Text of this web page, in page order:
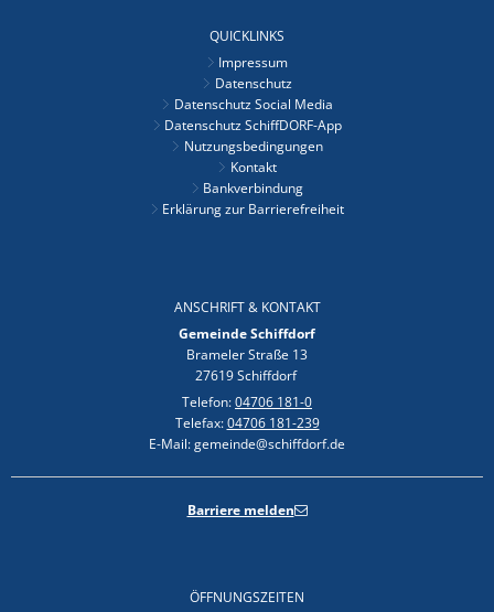
QUICKLINKS
Impressum
Datenschutz
Datenschutz Social Media
Datenschutz SchiffDORF-App
Nutzungsbedingungen
Kontakt
Bankverbindung
Erklärung zur Barrierefreiheit
ANSCHRIFT & KONTAKT
Gemeinde Schiffdorf
Brameler Straße 13
27619 Schiffdorf
Telefon:04706 181-0
Telefax:04706 181-239
E-Mail: gemeinde@schiffdorf.de
Barriere melden
ÖFFNUNGSZEITEN